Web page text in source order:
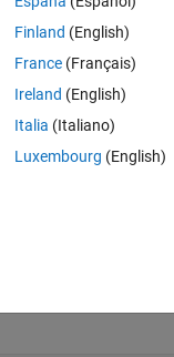
Finland (English)
France (Français)
Ireland (English)
Italia (Italiano)
Luxembourg (English)